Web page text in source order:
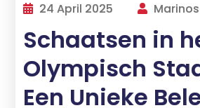
24 April 2025
Schaatsen in
Olympisch
Een Unieke